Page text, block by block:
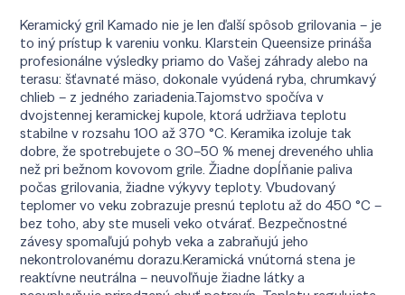
Keramický gril Kamado nie je len ďalší spôsob grilovania – je
to iný prístup k vareniu vonku. Klarstein Queensize prináša
profesionálne výsledky priamo do Vašej záhrady alebo na
terasu: šťavnaté mäso, dokonale vyúdená ryba, chrumkavý
chlieb – z jedného zariadenia.Tajomstvo spočíva v
dvojstennej keramickej kupole, ktorá udržiava teplotu
stabilne v rozsahu 100 až 370 °C. Keramika izoluje tak
dobre, že spotrebujete o 30–50 % menej dreveného uhlia
než pri bežnom kovovom grile. Žiadne dopĺňanie paliva
počas grilovania, žiadne výkyvy teploty. Vbudovaný
teplomer vo veku zobrazuje presnú teplotu až do 450 °C –
bez toho, aby ste museli veko otvárať. Bezpečnostné
závesy spomaľujú pohyb veka a zabraňujú jeho
nekontrolovanému dorazu.Keramická vnútorná stena je
reaktívne neutrálna – neuvoľňuje žiadne látky a